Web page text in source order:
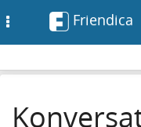
Friendica